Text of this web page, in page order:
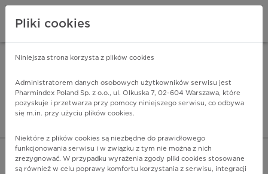
Pharmindex - lider
ZALOGUJ SIĘ
Pliki cookies
Niniejsza strona korzysta z plików cookies
Administratorem danych osobowych użytkowników serwisu jest
Pharmindex Poland Sp. z o.o., ul. Olkuska 7, 02-604 Warszawa, które
pozyskuje i przetwarza przy pomocy niniejszego serwisu, co odbywa
się m.in. przy użyciu plików cookies.
Niektóre z plików cookies są niezbędne do prawidłowego
funkcjonowania serwisu i w związku z tym nie można z nich
zrezygnować. W przypadku wyrażenia zgody pliki cookies stosowane
są również w celu poprawy komfortu korzystania z serwisu, integracji
ZA DARMO - w Google Play INSTALUJ